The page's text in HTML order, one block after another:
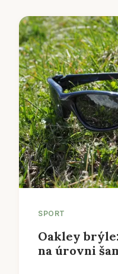
SPORT
Oakley
na úrovni